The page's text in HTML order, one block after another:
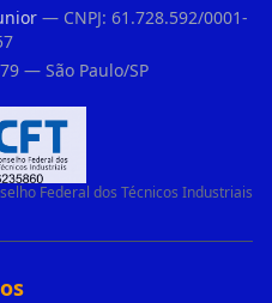
— CNPJ: 61.728.592/0001-
— São Paulo/SP
Federal dos Técnicos Industriais